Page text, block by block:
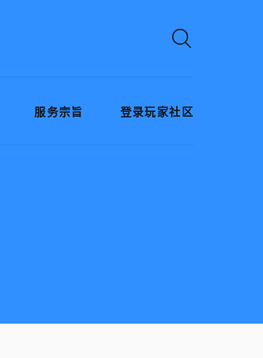
服务宗旨 登录玩家社区